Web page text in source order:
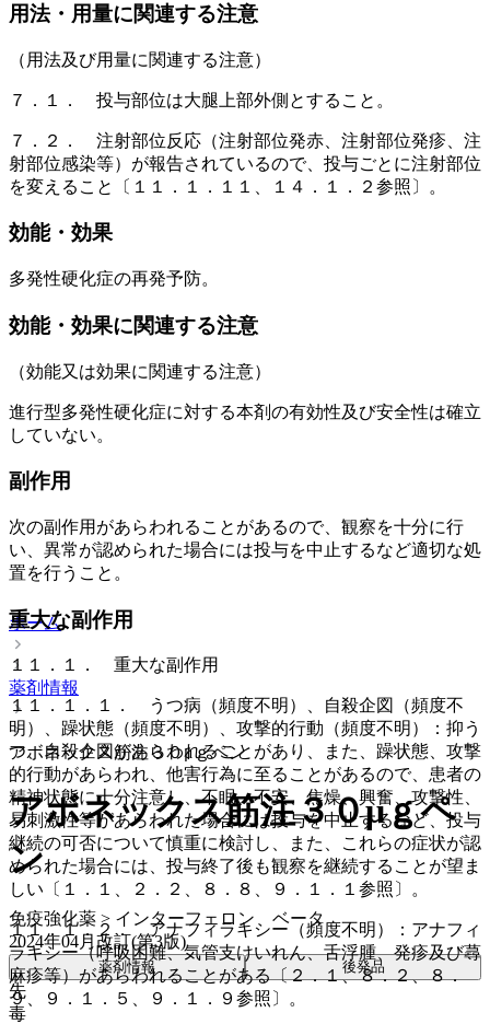
用法・用量に関連する注意
（用法及び用量に関連する注意）
７．１． 投与部位は大腿上部外側とすること。
７．２． 注射部位反応（注射部位発赤、注射部位発疹、注
射部位感染等）が報告されているので、投与ごとに注射部位
を変えること〔１１．１．１１、１４．１．２参照〕。
効能・効果
多発性硬化症の再発予防。
効能・効果に関連する注意
（効能又は効果に関連する注意）
進行型多発性硬化症に対する本剤の有効性及び安全性は確立
していない。
副作用
次の副作用があらわれることがあるので、観察を十分に行
い、異常が認められた場合には投与を中止するなど適切な処
置を行うこと。
重大な副作用
１１．１． 重大な副作用
１１．１．１． うつ病（頻度不明）、自殺企図（頻度不
明）、躁状態（頻度不明）、攻撃的行動（頻度不明）：抑う
つ、自殺企図があらわれることがあり、また、躁状態、攻撃
的行動があらわれ、他害行為に至ることがあるので、患者の
精神状態に十分注意し、不眠、不安、焦燥、興奮、攻撃性、
易刺激性等があらわれた場合には投与を中止するなど、投与
継続の可否について慎重に検討し、また、これらの症状が認
められた場合には、投与終了後も観察を継続することが望ま
しい〔１．１、２．２、８．８、９．１．１参照〕。
１１．１．２． アナフィラキシー（頻度不明）：アナフィ
ラキシー（呼吸困難、気管支けいれん、舌浮腫、発疹及び蕁
麻疹等）があらわれることがある〔２．１、８．２、８．
９、９．１．５、９．１．９参照〕。
ホーム
薬剤情報
アボネックス筋注３０μｇペン
アボネックス筋注３０μｇペ
ン
免疫強化薬 > インターフェロン ベータ
2024年04月改訂(第3版)
薬剤情報 後発品
先
毒